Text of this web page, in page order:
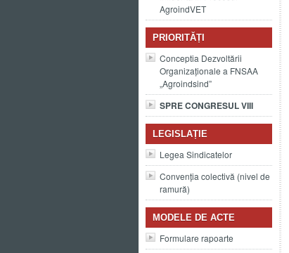
AgroindVET
PRIORITĂȚI
Conceptia Dezvoltării
Organizaționale a FNSAA
„Agroindsind”
SPRE CONGRESUL VIII
LEGISLAȚIE
Legea Sindicatelor
Convenția colectivă (nivel de
ramură)
MODELE DE ACTE
Formulare rapoarte